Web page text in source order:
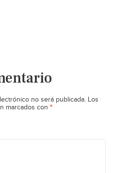
no será publicada. Los
marcados con *